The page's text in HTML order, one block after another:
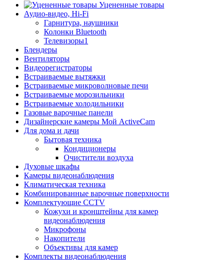
Уцененные товары
Аудио-видео, Hi-Fi
Гарнитура, наушники
Колонки Bluetooth
Телевизоры1
Блендеры
Вентиляторы
Видеорегистраторы
Встраиваемые вытяжки
Встраиваемые микроволновые печи
Встраиваемые морозильники
Встраиваемые холодильники
Газовые варочные панели
Дизайнерские камеры Мой ActiveCam
Для дома и дачи
Бытовая техника
Кондиционеры
Очистители воздуха
Духовые шкафы
Камеры видеонаблюдения
Климатическая техника
Комбинированные варочные поверхности
Комплектующие CCTV
Кожухи и кронштейны для камер
видеонаблюдения
Микрофоны
Накопители
Объективы для камер
Комплекты видеонаблюдения